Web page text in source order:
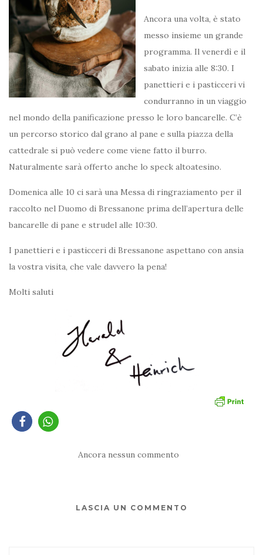
Ancora una volta, è stato
messo insieme un grande
programma. Il venerdì e il
sabato inizia alle 8:30. I
panettieri e i pasticceri vi
condurranno in un viaggio
nel mondo della panificazione presso le loro bancarelle. C’è
un percorso storico dal grano al pane e sulla piazza della
cattedrale si può vedere come viene fatto il burro.
Naturalmente sarà offerto anche lo speck altoatesino.
Domenica alle 10 ci sarà una Messa di ringraziamento per il
raccolto nel Duomo di Bressanone prima dell’apertura delle
bancarelle di pane e strudel alle 10:30.
I panettieri e i pasticceri di Bressanone aspettano con ansia
la vostra visita, che vale davvero la pena!
Molti saluti
Ancora nessun commento
LASCIA UN COMMENTO